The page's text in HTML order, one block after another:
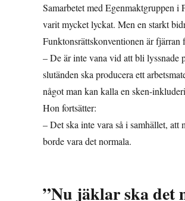
Samarbetet med Egenmaktgruppen
varit mycket lyckat. Men en starkt
Funktonsrättskonventionen är fjärran
– De är inte vana vid att bli lyssnade
slutänden ska producera ett
något man kan kalla en sken-
Hon fortsätter:
– Det ska inte vara så i samhället,
borde vara det normala.
”Nu jäklar ska det